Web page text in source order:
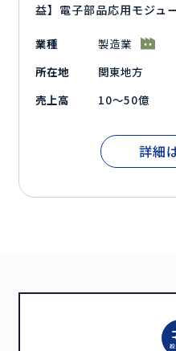
益】電子部品応用モジュ
業種
製造業
所在地
関東地方
売上高
10～50億
詳細